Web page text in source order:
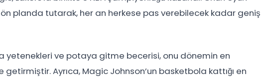
ön planda tutarak, her an herkese pas verebilecek kadar geniş
yetenekleri ve potaya gitme becerisi, onu dönemin en
Ayrıca, Magic Johnson’un basketbola kattığı en